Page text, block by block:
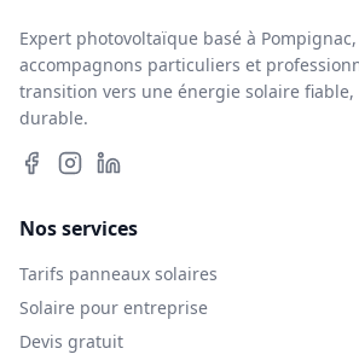
Expert photovoltaïque basé à
accompagnons particuliers et
transition vers une énergie solaire
durable.
Nos services
Tarifs panneaux solaires
Solaire pour entreprise
Devis gratuit